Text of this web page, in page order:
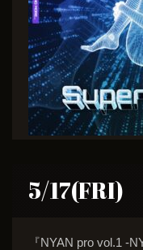
5/17(FRI)
『NYAN pro vol.1 -